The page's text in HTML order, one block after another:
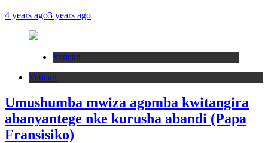
4 years ago3 years ago
Vatican
Vatican
Umushumba mwiza agomba kwitangira
abanyantege nke kurusha abandi (Papa
Fransisiko)